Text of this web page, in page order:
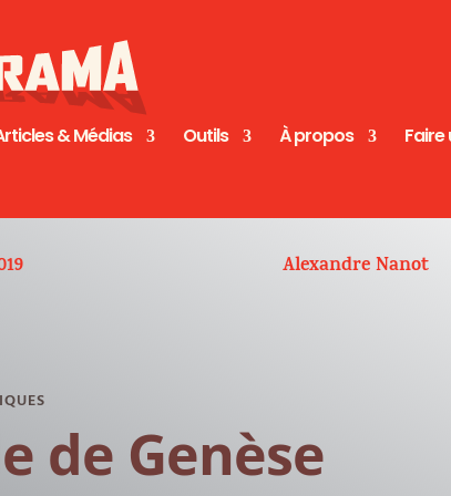
& Médias Outils À propos Faire
Alexandre Nanot
de Genèse